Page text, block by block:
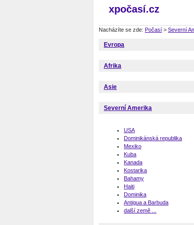
xpočasí.cz
Nacházíte se zde: Počasí > Severní
Evropa
Afrika
Asie
Severní Amerika
USA
Dominikánská republika
Mexiko
Kuba
Kanada
Kostarika
Bahamy
Haiti
Dominika
Antigua a Barbuda
další země ...